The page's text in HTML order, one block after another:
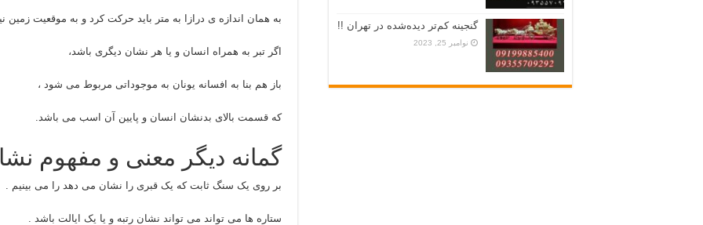
به همان اندازه ی درازا به متر باید حرکت کرد و به موقعیت زمین
اگر تبر به همراه انسان و یا هر نشان دیگری باشد،
باز هم بنا به افسانه یونان به موجوداتی مربوط می شود ،
که قسمت بالای بدنشان انسان و پایین آن اسب می باشد.
گمانه دیگر معنی و مفهوم
بر روی یک سنگ ثابت که یک قبری را نشان می دهد را می بینیم .
ستاره ها می تواند می تواند نشان رتبه و یا یک ایالت باشد .
گنجینه کم‌تر دیده‌شده در تهران !!
نوامبر 25, 2023